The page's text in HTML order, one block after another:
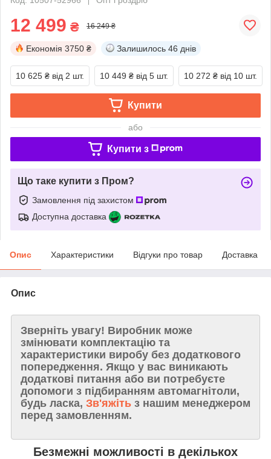
12 499 ₴ 16 249 ₴
Економія 3750 ₴ Залишилось 46 днів
10 625 ₴ від 2 шт. 10 449 ₴ від 5 шт. 10 272 ₴ від 10 шт.
Купити
або
Купити з
Що таке купити з Пром?
Замовлення під захистом
Доступна доставка
Опис Характеристики Відгуки про товар Доставка
Опис
Зверніть увагу! Виробник може
змінювати комплектацію та
характеристики виробу без додаткового
попередження. Якщо у вас виникають
додаткові питання або ви потребуєте
допомоги з підбиранням автомагнітоли,
будь ласка, Зв'яжіть з нашим менеджером
перед замовленням.
Безмежні можливості в декількох